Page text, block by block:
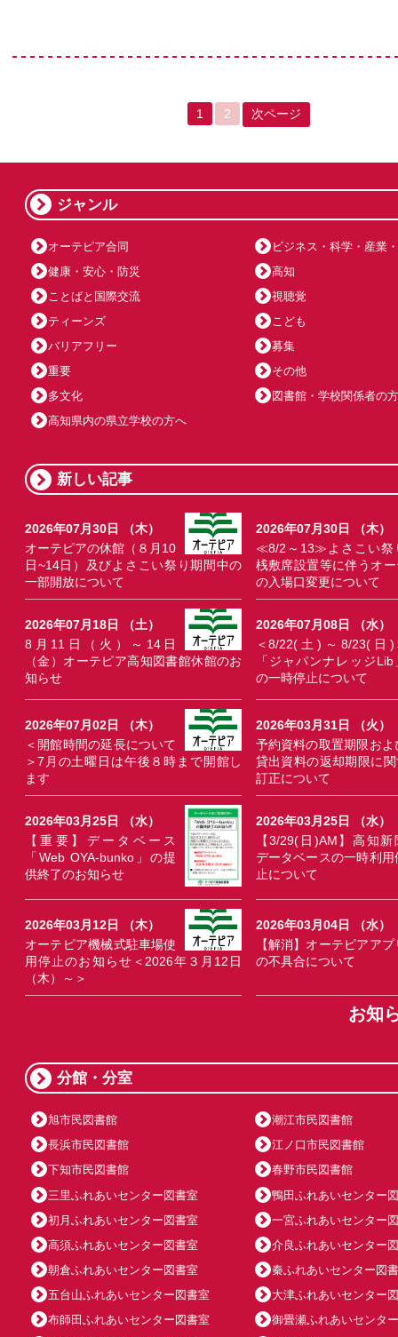
1 2 次ページ
ジャンル
オーテピア合同
ビジネス・科学・産業
健康・安心・防災
高知
ことばと国際交流
視聴覚
ティーンズ
こども
バリアフリー
募集
重要
その他
多文化
図書館・学校関係者の
高知県内の県立学校の方へ
新しい記事
2026年07月30日 （木）
オーテピアの休館（８月10
日~14日）及びよさこい祭り期間中の
一部開放について
2026年07月30日 （木）
≪8/2～13≫よさこい祭
桟敷席設置等に伴うオ
の入場口変更について
2026年07月18日 （土）
8月11日（火）～14日
（金）オーテピア高知図書館休館のお
知らせ
2026年07月08日 （水）
＜8/22(土)～8/23(日)
「ジャパンナレッジLib
の一時停止について
2026年07月02日 （木）
＜開館時間の延長について
＞7月の土曜日は午後８時まで開館し
ます
2026年03月31日 （火）
予約資料の取置期限およ
貸出資料の返却期限に
訂正について
2026年03月25日 （水）
【重要】データベース
「Web OYA-bunko」の提
供終了のお知らせ
2026年03月25日 （水）
【3/29(日)AM】高知新
データベースの一時利用
止について
2026年03月12日 （木）
オーテピア機械式駐車場使
用停止のお知らせ＜2026年３月12日
（木）～＞
2026年03月04日 （水）
【解消】オーテピアアプ
の不具合について
お知
分館・分室
旭市民図書館
潮江市民図書館
長浜市民図書館
江ノ口市民図書館
下知市民図書館
春野市民図書館
三里ふれあいセンター図書室
鴨田ふれあいセンター
初月ふれあいセンター図書室
一宮ふれあいセンター
高須ふれあいセンター図書室
介良ふれあいセンター
朝倉ふれあいセンター図書室
秦ふれあいセンター図
五台山ふれあいセンター図書室
大津ふれあいセンター
布師田ふれあいセンター図書室
御畳瀬ふれあいセンタ